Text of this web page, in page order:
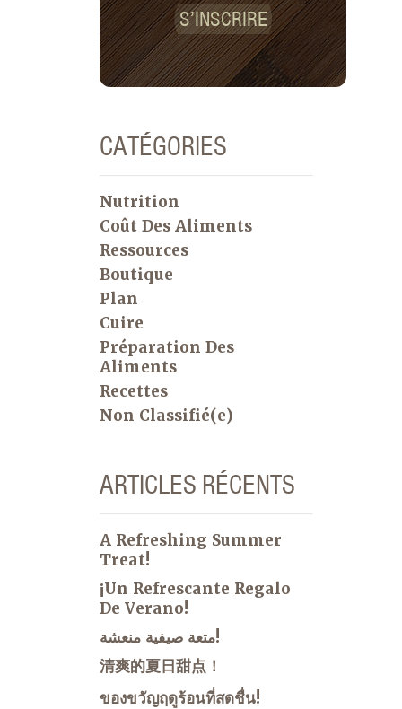
S’INSCRIRE
CATÉGORIES
Nutrition
Coût Des Aliments
Ressources
Boutique
Plan
Cuire
Préparation Des
Aliments
Recettes
Non Classifié(e)
ARTICLES RÉCENTS
A Refreshing Summer
Treat!
¡Un Refrescante Regalo
De Verano!
متعة صيفية منعشة!
清爽的夏日甜点！
ของขวัญฤดูร้อนที่สดชื่น!